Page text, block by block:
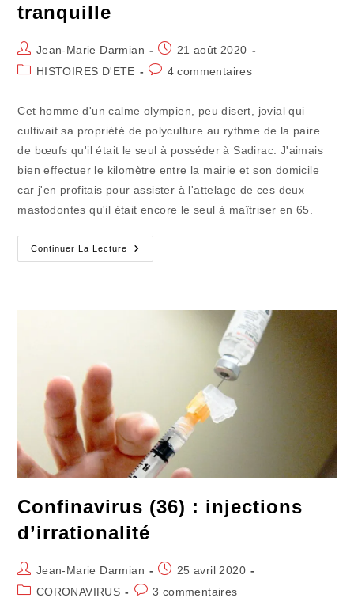
tranquille
Auteur/autrice
de
Jean-Marie Darmian
Publication
publiée :
21 août 2020
PostHISTOIRES D'ETE
Commentaires
publication :
4 commentaires
Cet homme d'un calme olympien, peu disert, jovial qui
cultivait sa propriété de polyculture au rythme de la paire
de bœufs qu'il était le seul à posséder à Sadirac. J'aimais
bien effectuer le kilomètre entre la mairie et son domicile
car j'en profitais pour assister à l'attelage de ces deux
mastodontes qu'il était encore le seul à maîtriser en 65.
Continuer La Lecture
Pastilles
D’été
Confinavirus (36) : injections
d’irrationalité
Auteur/autrice
de
Jean-Marie Darmian
Publication
25 avril 2020
PostCORONAVIRUS
Commentaires
3 commentaires